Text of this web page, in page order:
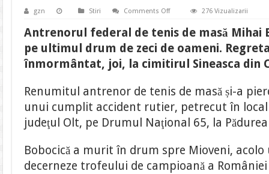
gzn Stiri Comments Offon
federal
de
de
masă
Mihai
fost
condus
pe
ultimul
drum
de
oameni
276 Vizualizarii
Antrenorul federal de tenis de masă Mihai
pe ultimul drum de zeci de oameni.
înmormântat, joi, la cimitirul Sineasca din
Renumitul antrenor de tenis de masă și-a
unui cumplit accident rutier, petrecut în
judeţul Olt, pe Drumul Naţional 65, la
Bobocică a murit în drum spre Mioveni,
decerneze trofeului de campioană a